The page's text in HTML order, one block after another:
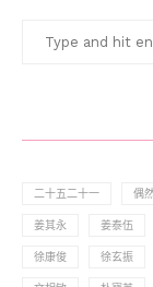
二十五二十一 偶
姜其永 姜泰伍
徐康俊 徐玄振